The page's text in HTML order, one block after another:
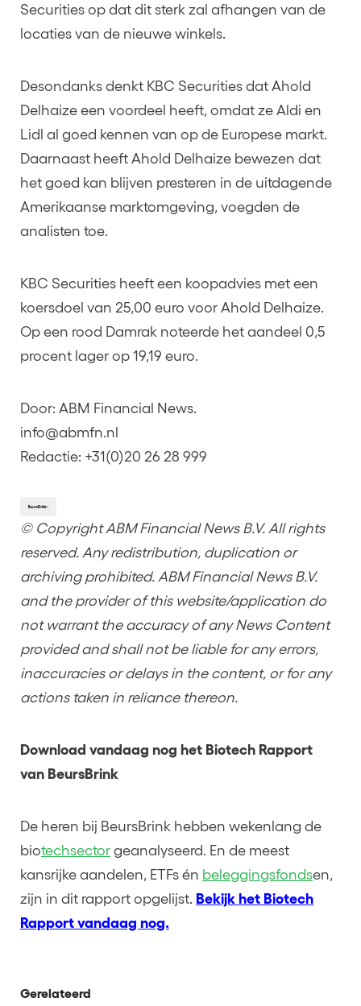
Securities op dat dit sterk zal afhangen van de
locaties van de nieuwe winkels.
Desondanks denkt KBC Securities dat Ahold
Delhaize een voordeel heeft, omdat ze Aldi en
Lidl al goed kennen van op de Europese markt.
Daarnaast heeft Ahold Delhaize bewezen dat
het goed kan blijven presteren in de uitdagende
Amerikaanse marktomgeving, voegden de
analisten toe.
KBC Securities heeft een koopadvies met een
koersdoel van 25,00 euro voor Ahold Delhaize.
Op een rood Damrak noteerde het aandeel 0,5
procent lager op 19,19 euro.
Door: ABM Financial News.
info@abmfn.nl
Redactie: +31(0)20 26 28 999
© Copyright ABM Financial News B.V. All rights
reserved. Any redistribution, duplication or
archiving prohibited. ABM Financial News B.V.
and the provider of this website/application do
not warrant the accuracy of any News Content
provided and shall not be liable for any errors,
inaccuracies or delays in the content, or for any
actions taken in reliance thereon.
Download vandaag nog het Biotech Rapport
van BeursBrink
De heren bij BeursBrink hebben wekenlang de
biotechsector geanalyseerd. En de meest
kansrijke aandelen, ETFs én beleggingsfondsen,
zijn in dit rapport opgelijst. Bekijk het Biotech
Rapport vandaag nog.
Gerelateerd